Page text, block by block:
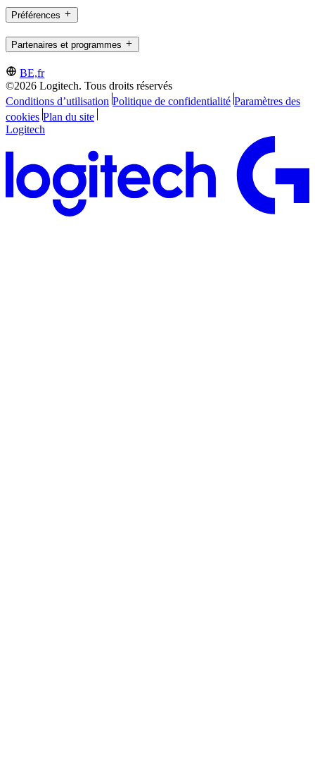
Préférences
Partenaires et programmes
BE,fr
©2026 Logitech. Tous droits réservés
Conditions d’utilisation Politique de confidentialité Paramètres des
cookies Plan du site
Logitech